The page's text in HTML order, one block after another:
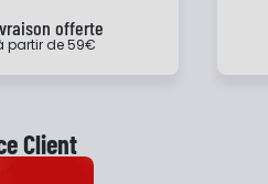
offerte
partir de 59€
Client